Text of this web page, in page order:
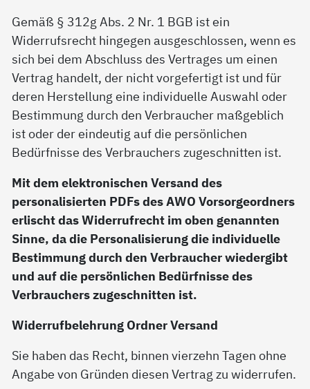
Gemäß § 312g Abs. 2 Nr. 1 BGB ist ein
Widerrufsrecht hingegen ausgeschlossen, wenn es
sich bei dem Abschluss des Vertrages um einen
Vertrag handelt, der nicht vorgefertigt ist und für
deren Herstellung eine individuelle Auswahl oder
Bestimmung durch den Verbraucher maßgeblich
ist oder der eindeutig auf die persönlichen
Bedürfnisse des Verbrauchers zugeschnitten ist.
Mit dem elektronischen Versand des
personalisierten PDFs des AWO Vorsorgeordners
erlischt das Widerrufrecht im oben genannten
Sinne, da die Personalisierung die individuelle
Bestimmung durch den Verbraucher wiedergibt
und auf die persönlichen Bedürfnisse des
Verbrauchers zugeschnitten ist.
Widerrufbelehrung Ordner Versand
Sie haben das Recht, binnen vierzehn Tagen ohne
Angabe von Gründen diesen Vertrag zu widerrufen.